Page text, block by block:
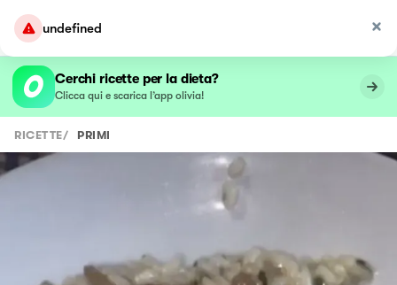
undefined
Cerchi ricette per la dieta?
Clicca qui e scarica l’app olivia!
RICETTE/ PRIMI